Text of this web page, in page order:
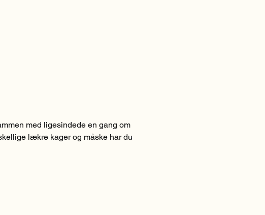
med ligesindede en gang om
lækre kager og måske har du